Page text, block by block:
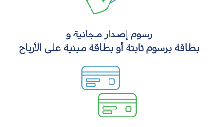
رسوم إصدار مجانية و
بطاقة برسوم ثابتة أو بطاقة مبنية على الأرباح